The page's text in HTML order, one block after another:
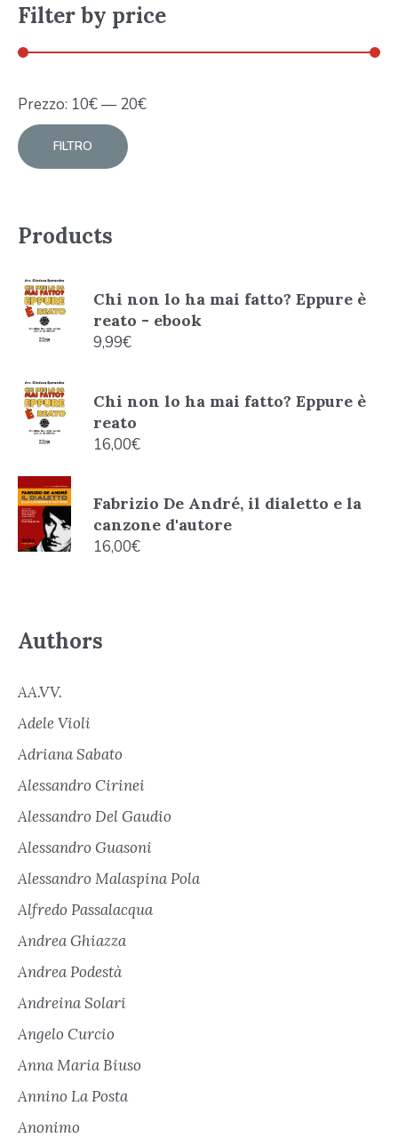
Filter by price
FILTRO
Prezzo: 10€— 20€
Products
Chi non lo ha mai fatto? Eppure è
reato - ebook
9,99€
Chi non lo ha mai fatto? Eppure è
reato
16,00€
Fabrizio De André, il dialetto e la
canzone d'autore
16,00€
Authors
AA.VV.
Adele Violi
Adriana Sabato
Alessandro Cirinei
Alessandro Del Gaudio
Alessandro Guasoni
Alessandro Malaspina Pola
Alfredo Passalacqua
Andrea Ghiazza
Andrea Podestà
Andreina Solari
Angelo Curcio
Anna Maria Biuso
Annino La Posta
Anonimo